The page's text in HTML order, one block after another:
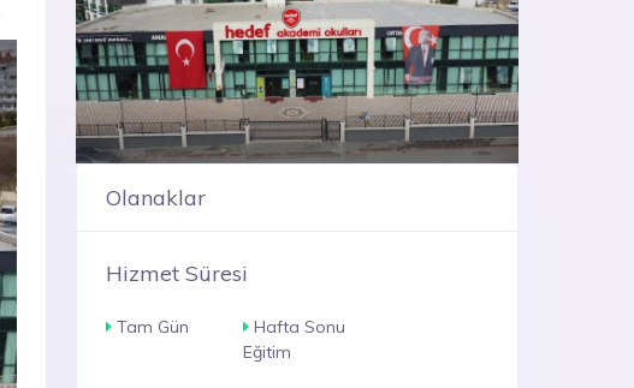
Olanaklar
Hizmet Süresi
Tam Gün
Hafta Sonu
Eğitim